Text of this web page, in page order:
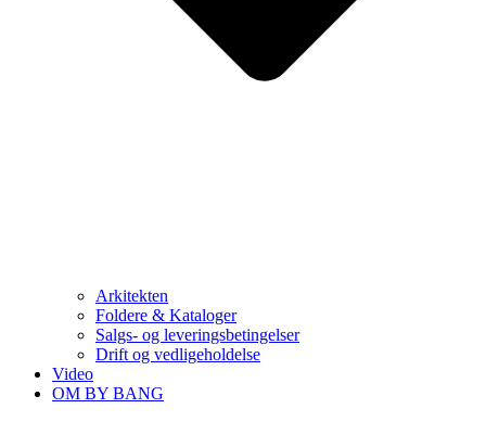
Arkitekten
Foldere & Kataloger
Salgs- og leveringsbetingelser
Drift og vedligeholdelse
Video
OM BY BANG